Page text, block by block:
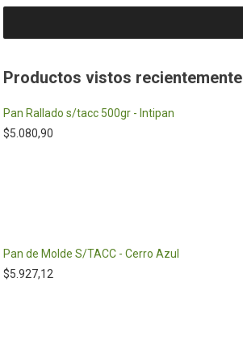
Productos vistos recientemente
Pan Rallado s/tacc 500gr - Intipan
$5.080,90
Pan de Molde S/TACC - Cerro Azul
$5.927,12